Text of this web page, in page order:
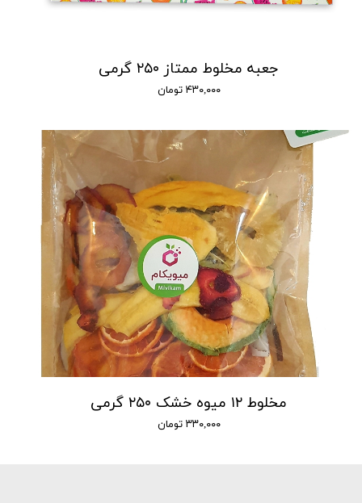
جعبه مخلوط ممتاز ۲۵۰ گرمی
۴۳۰,۰۰۰ تومان
مخلوط ۱۲ میوه خشک ۲۵۰ گرمی
۳۳۰,۰۰۰ تومان